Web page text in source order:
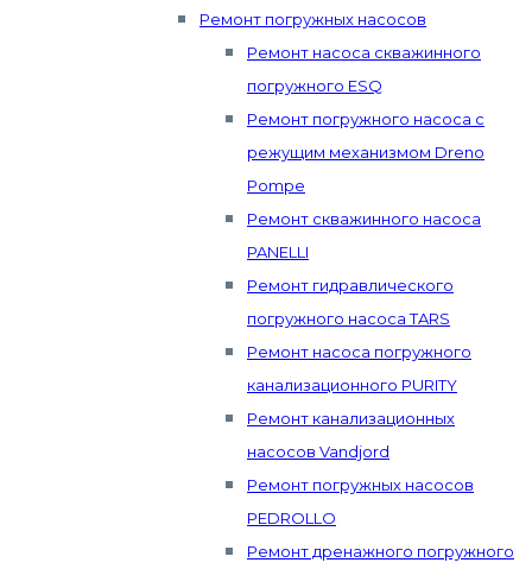
Ремонт погружных насосов
Ремонт насоса скважинного
погружного ESQ
Ремонт погружного насоса с
режущим механизмом Dreno
Pompe
Ремонт скважинного насоса
PANELLI
Ремонт гидравлического
погружного насоса TARS
Ремонт насоса погружного
канализационного PURITY
Ремонт канализационных
насосов Vandjord
Ремонт погружных насосов
PEDROLLO
Ремонт дренажного погружного